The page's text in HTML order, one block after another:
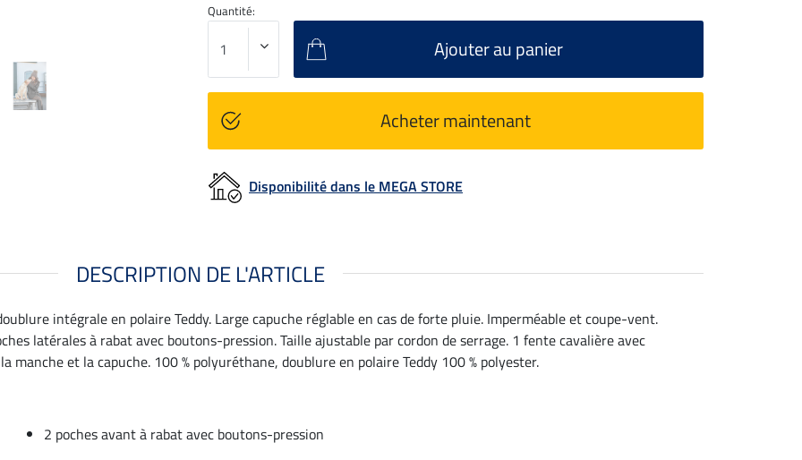
Quantité:
Ajouter au panier
Acheter maintenant
Disponibilité dans le MEGA STORE
DESCRIPTION DE L'ARTICLE
intégrale en polaire Teddy. Large capuche réglable en cas de forte pluie. Imperméable et coupe-vent.
latérales à rabat avec boutons-pression. Taille ajustable par cordon de serrage. 1 fente cavalière avec
manche et la capuche. 100 % polyuréthane, doublure en polaire Teddy 100 % polyester.
2 poches avant à rabat avec boutons-pression